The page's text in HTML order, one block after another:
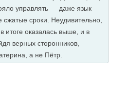
управлять — даже язык
сжатые сроки. Неудивительно,
итоге оказалась выше, и в
верных сторонников,
а не Пётр.